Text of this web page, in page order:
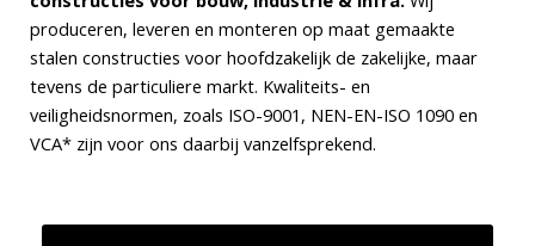
produceren, leveren en monteren op maat gemaakte
stalen constructies voor hoofdzakelijk de zakelijke, maar
tevens de particuliere markt. Kwaliteits- en
veiligheidsnormen, zoals ISO-9001, NEN-EN-ISO 1090 en
VCA* zijn voor ons daarbij vanzelfsprekend.